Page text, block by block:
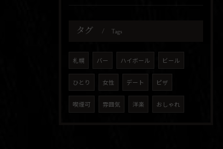
タグ Tags
札幌 バー ハイボール ビール
ひとり 女性 デート ピザ
喫煙可 雰囲気 洋楽 おしゃれ